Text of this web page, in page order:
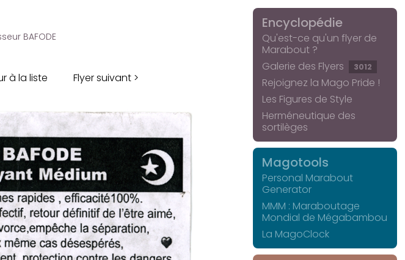
BAFODE
à la liste Flyer suivant >
Encyclopédie
Qu'est-ce qu'un flyer de
Marabout ?
Galerie des Flyers
3012
Rejoignez la Mago Pride !
Les Figures de Style
Herméneutique des
sortilèges
Magotools
Personal Marabout
Generator
MMM : Maraboutage
Mondial de Mégabambou
La MagoClock